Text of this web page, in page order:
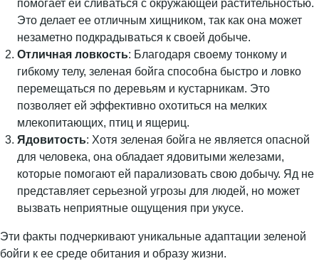
помогает ей сливаться с окружающей растительностью.
Это делает ее отличным хищником, так как она может
незаметно подкрадываться к своей добыче.
Отличная ловкость: Благодаря своему тонкому и
гибкому телу, зеленая бойга способна быстро и ловко
перемещаться по деревьям и кустарникам. Это
позволяет ей эффективно охотиться на мелких
млекопитающих, птиц и ящериц.
Ядовитость: Хотя зеленая бойга не является опасной
для человека, она обладает ядовитыми железами,
которые помогают ей парализовать свою добычу. Яд не
представляет серьезной угрозы для людей, но может
вызвать неприятные ощущения при укусе.
Эти факты подчеркивают уникальные адаптации зеленой
бойги к ее среде обитания и образу жизни.